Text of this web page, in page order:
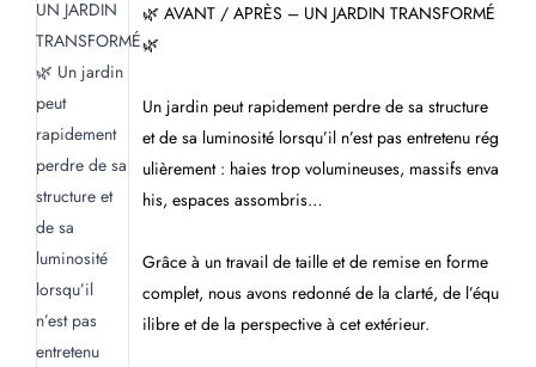
🌿 AVANT / APRÈS – UN JARDIN TRANSFORMÉ
🌿
Un jardin peut rapidement perdre de sa structure
et de sa luminosité lorsqu’il n’est pas entretenu rég
ulièrement : haies trop volumineuses, massifs enva
his, espaces assombris…
Grâce à un travail de taille et de remise en forme
complet, nous avons redonné de la clarté, de l’équ
ilibre et de la perspective à cet extérieur.